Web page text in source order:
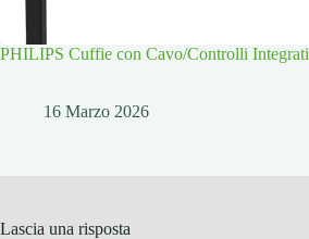
PHILIPS Cuffie con Cavo/Controlli Integrati
16 Marzo 2026
Lascia una risposta